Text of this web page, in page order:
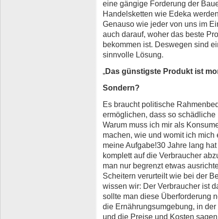
eine gängige Forderung der
Handelsketten wie Edeka
Genauso wie jeder von uns im
auch darauf, woher das beste
bekommen ist. Deswegen sind
sinnvolle Lösung.
„Das günstigste Produkt ist
Sondern?
Es braucht politische
ermöglichen, dass so
Warum muss ich mir als
machen, wie und womit ich
meine Aufgabe!30 Jahre lang
komplett auf die Verbraucher
man nur begrenzt etwas
Scheitern verurteilt wie bei der
wissen wir: Der Verbraucher ist
sollte man diese Überforderung
die Ernährungsumgebung, in
und die Preise und Kosten